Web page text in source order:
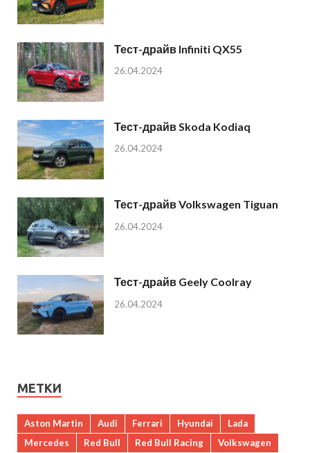
Тест-драйв Infiniti QX55
26.04.2024
Тест-драйв Skoda Kodiaq
26.04.2024
Тест-драйв Volkswagen Tiguan
26.04.2024
Тест-драйв Geely Coolray
26.04.2024
МЕТКИ
Aston Martin Audi Ferrari Hyundai
Lada
Mercedes
Red Bull Red Bull Racing
Volkswagen